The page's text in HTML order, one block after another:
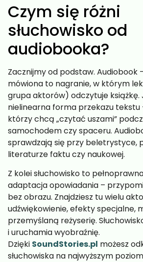
Czym się różni
słuchowisko od
audiobooka?
Zacznijmy od podstaw. Audiobook
mówiona to nagranie, w którym
grupa aktorów) odczytuje książkę.
nielinearna forma przekazu tekstu
którzy chcą „czytać uszami”
samochodem czy spaceru.
sprawdzają się przy beletrystyce,
literaturze faktu czy naukowej.
Z kolei słuchowisko to
adaptacja opowiadania –
bez obrazu. Znajdziesz tu wielu
udźwiękowienie, efekty specjalne,
przemyślaną reżyserię.
i uruchamia wyobraźnię.
Dzięki SoundStories.pl możesz
słuchowiska na najwyższym